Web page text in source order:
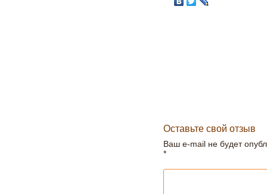
Оставьте свой отзыв
Ваш e-mail не будет
*